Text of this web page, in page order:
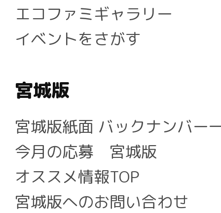
エコファミギャラリー
イベントをさがす
宮城版
宮城版紙面 バックナンバー
今月の応募 宮城版
オススメ情報TOP
宮城版へのお問い合わせ